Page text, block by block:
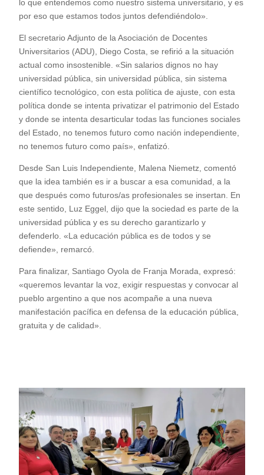
lo que entendemos como nuestro sistema universitario, y es
por eso que estamos todos juntos defendiéndolo».
El secretario Adjunto de la Asociación de Docentes
Universitarios (ADU), Diego Costa, se refirió a la situación
actual como insostenible. «Sin salarios dignos no hay
universidad pública, sin universidad pública, sin sistema
científico tecnológico, con esta política de ajuste, con esta
política donde se intenta privatizar el patrimonio del Estado
y donde se intenta desarticular todas las funciones sociales
del Estado, no tenemos futuro como nación independiente,
no tenemos futuro como país», enfatizó.
Desde San Luis Independiente, Malena Niemetz, comentó
que la idea también es ir a buscar a esa comunidad, a la
que después como futuros/as profesionales se insertan. En
este sentido, Luz Eggel, dijo que la sociedad es parte de la
universidad pública y es su derecho garantizarlo y
defenderlo. «La educación pública es de todos y se
defiende», remarcó.
Para finalizar, Santiago Oyola de Franja Morada, expresó:
«queremos levantar la voz, exigir respuestas y convocar al
pueblo argentino a que nos acompañe a una nueva
manifestación pacífica en defensa de la educación pública,
gratuita y de calidad».